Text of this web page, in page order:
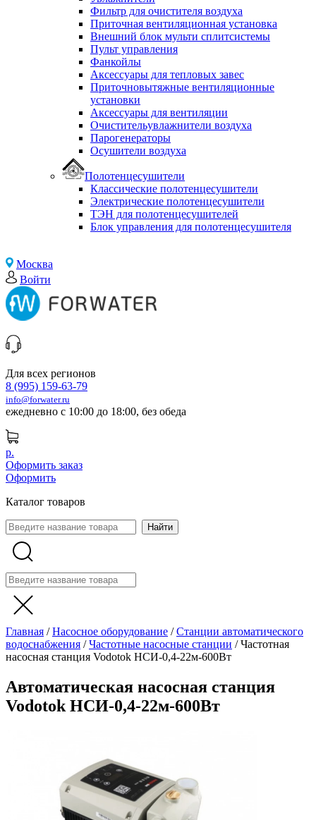
Фильтр для очистителя воздуха
Приточная вентиляционная установка
Внешний блок мульти сплитсистемы
Пульт управления
Фанкойлы
Аксессуары для тепловых завес
Приточновытяжные вентиляционные
установки
Аксессуары для вентиляции
Очистительувлажнители воздуха
Парогенераторы
Осушители воздуха
Полотенцесушители
Классические полотенцесушители
Электрические полотенцесушители
ТЭН для полотенцесушителей
Блок управления для полотенцесушителя
Москва
Войти
Для всех регионов
8 (995) 159-63-79
info@forwater.ru
ежедневно с 10:00 до 18:00, без обеда
р.
Оформить заказ
Оформить
Каталог товаров
Главная /Насосное оборудование /Станции автоматического
водоснабжения /Частотные насосные станции /Частотная
насосная станция Vodotok НСИ-0,4-22м-600Вт
Автоматическая насосная станция
Vodotok НСИ-0,4-22м-600Вт